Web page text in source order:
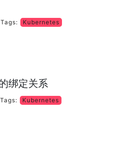
Tags: Kubernetes
绑定关系
Tags: Kubernetes